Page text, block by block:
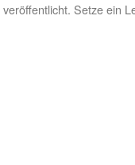
veröffentlicht. Setze ein